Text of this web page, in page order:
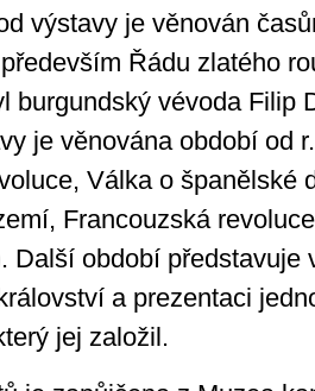
výstavy je věnován
Řádu zlatého
burgundský vévoda Filip
je věnována období od
Válka o španělské
Francouzská
Další období představuje
a prezentaci
jej založil.